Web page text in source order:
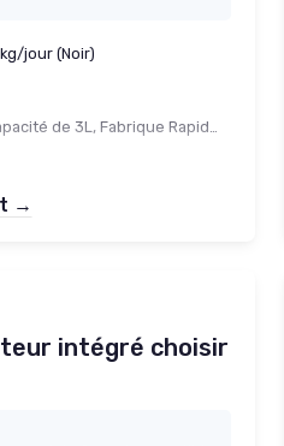
jour (Noir)
→
intégré choisir